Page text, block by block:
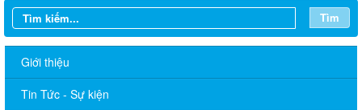
Tìm
Giới thiệu
Tin Tức - Sự kiện